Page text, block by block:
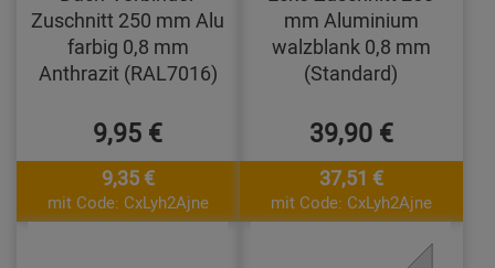
Zuschnitt 250 mm Alu
farbig 0,8 mm
Anthrazit (RAL7016)
9,95 €
9,35 €
mit Code: CxLyh2Ajne
mm Aluminium
walzblank 0,8 mm
(Standard)
39,90 €
37,51 €
mit Code: CxLyh2Ajne